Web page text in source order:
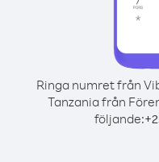
Ringa numret från
Tanzania från
följande:+